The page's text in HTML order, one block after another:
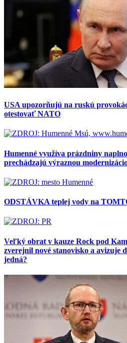
USA upozorňujú na ruskú
otestovať NATO
Humenné využíva prázdniny
prechádzajú výraznou
ODSTÁVKA teplej vody na
Veľký obrat v kauze Rock pod
zverejnil nové stanovisko a avizuje
jedná?